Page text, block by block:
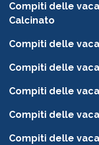
Compiti delle
Calcinato
Compiti delle
Compiti delle
Compiti delle
Compiti delle
Compiti delle